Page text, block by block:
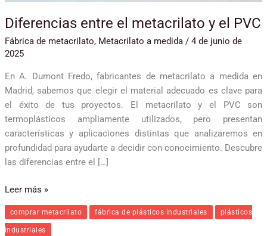
Diferencias entre el metacrilato y el PVC
Fábrica de metacrilato, Metacrilato a medida/ 4 de junio de
2025
En A. Dumont Fredo, fabricantes de metacrilato a medida en
Madrid, sabemos que elegir el material adecuado es clave para
el éxito de tus proyectos. El metacrilato y el PVC son
termoplásticos ampliamente utilizados, pero presentan
características y aplicaciones distintas que analizaremos en
profundidad para ayudarte a decidir con conocimiento. Descubre
las diferencias entre el […]
Leer más »
comprar metacrilato fábrica de plásticos industriales plásticos
industriales